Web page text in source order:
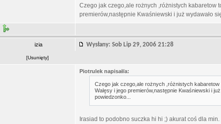
Czego jak czego,ale rożnych ,różnistych kabaretow
premierów,następnie Kwaśniewski i już wydawało
izia
[Usunięty]
Wysłany: Sob Lip 29, 2006 21:28
Piotrulek napisał/a:
Czego jak czego,ale rożnych ,różnistych
Walęsy i jego premierów,następnie Kwaśniewski i
powiedzonko...
Irasiad to podobno suczka hi hi ;) akurat coś dla